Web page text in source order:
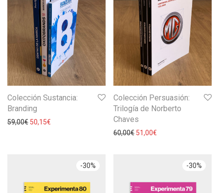
Colección Sustancia:
Branding
59,00€ 50,15€
Colección Persuasión:
Trilogía de Norberto
Chaves
60,00€ 51,00€
-30% -30%